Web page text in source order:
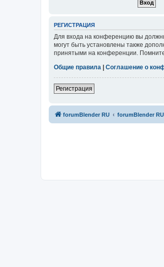
РЕГИСТРАЦИЯ
Для входа на конференцию вы
могут быть установлены также
принятыми на конференции.
Общие правила
Соглашение о
Регистрация
forumBlender RU forumBlender RU